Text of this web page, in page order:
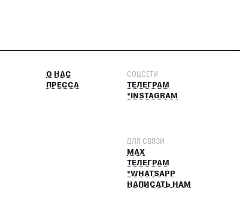
О НАС
ПРЕССА
СОЦСЕТИ
ТЕЛЕГРАМ
*INSTAGRAM
ДЛЯ СВЯЗИ
MAX
ТЕЛЕГРАМ
*WHATSAPP
НАПИСАТЬ НАМ